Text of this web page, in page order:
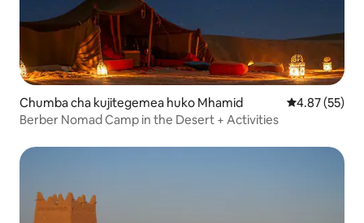
Chumba cha kujitegemea huko Mhamid Ukadiriaji wa
4.87 (55)
Berber Nomad Camp in the Desert + Activities